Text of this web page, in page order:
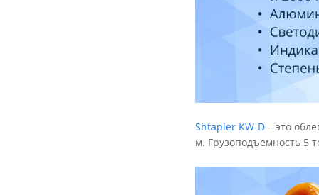
Shtapler KW-D – это
м. Грузоподъемность 5